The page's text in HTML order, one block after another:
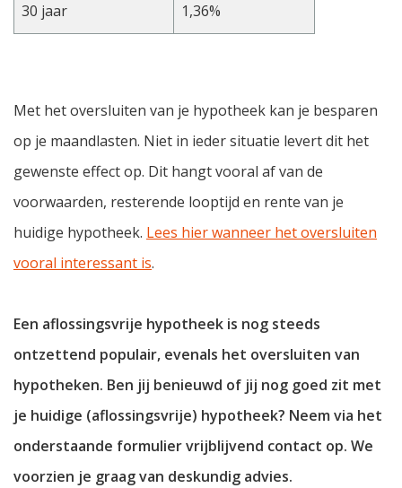
30 jaar 1,36%
Met het oversluiten van je hypotheek kan je besparen
op je maandlasten. Niet in ieder situatie levert dit het
gewenste effect op. Dit hangt vooral af van de
voorwaarden, resterende looptijd en rente van je
huidige hypotheek. Lees hier wanneer het oversluiten
vooral interessant is.
Een aflossingsvrije hypotheek is nog steeds
ontzettend populair, evenals het oversluiten van
hypotheken. Ben jij benieuwd of jij nog goed zit met
je huidige (aflossingsvrije) hypotheek? Neem via het
onderstaande formulier vrijblijvend contact op. We
voorzien je graag van deskundig advies.